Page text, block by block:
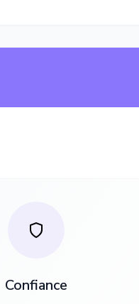
Confiance